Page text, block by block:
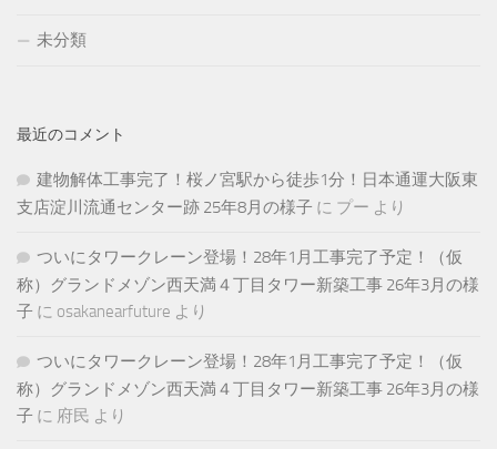
未分類
最近のコメント
建物解体工事完了！桜ノ宮駅から徒歩1分！日本通運大阪東
支店淀川流通センター跡 25年8月の様子 に プー より
ついにタワークレーン登場！28年1月工事完了予定！（仮
称）グランドメゾン西天満４丁目タワー新築工事 26年3月の様
子 に osakanearfuture より
ついにタワークレーン登場！28年1月工事完了予定！（仮
称）グランドメゾン西天満４丁目タワー新築工事 26年3月の様
子 に 府民 より